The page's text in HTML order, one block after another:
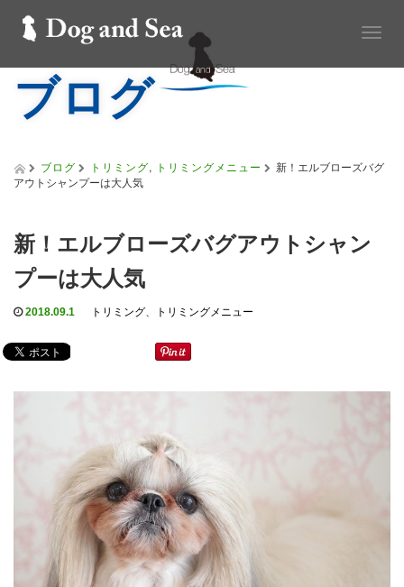
T
g
a
ブログ
ブログ トリミング, トリミングメニュー
新！エルブローズバグ
アウトシャンプーは大人気
新！エルブローズバグアウトシャン
プーは大人気
2018.09.1 トリミング、 トリミングメニュー